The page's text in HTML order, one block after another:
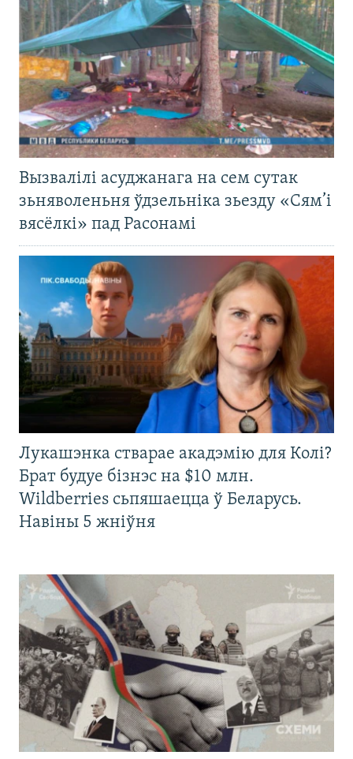
Вызвалілі асуджанага на сем сутак
зьняволеньня ўдзельніка зьезду «Сям’і
вясёлкі» пад Расонамі
Лукашэнка стварае акадэмію для Колі?
Брат будуе бізнэс на $10 млн.
Wildberries сьпяшаецца ў Беларусь.
Навіны 5 жніўня